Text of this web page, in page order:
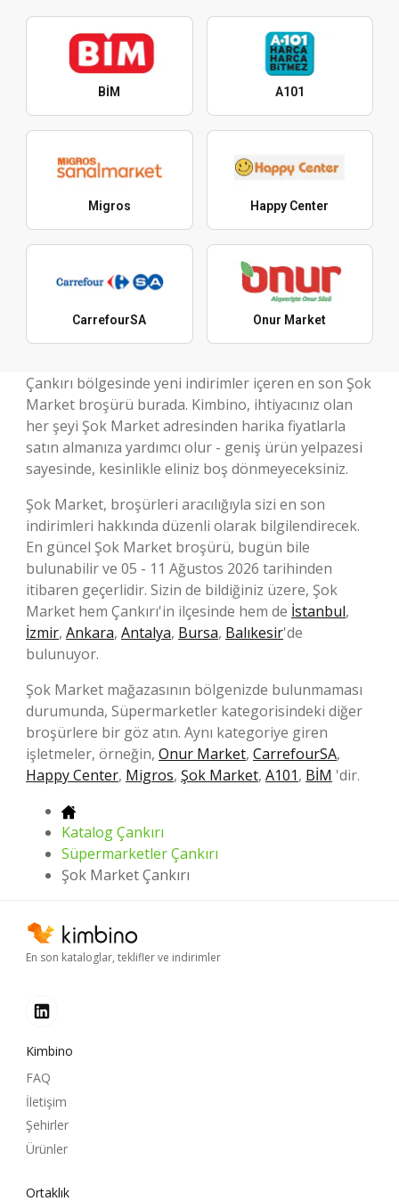
BİM A101
Migros Happy Center
CarrefourSA Onur Market
Çankırı bölgesinde yeni indirimler içeren en son Şok
Market broşürü burada. Kimbino, ihtiyacınız olan
her şeyi Şok Market adresinden harika fiyatlarla
satın almanıza yardımcı olur - geniş ürün yelpazesi
sayesinde, kesinlikle eliniz boş dönmeyeceksiniz.
Şok Market, broşürleri aracılığıyla sizi en son
indirimleri hakkında düzenli olarak bilgilendirecek.
En güncel Şok Market broşürü, bugün bile
bulunabilir ve 05 - 11 Ağustos 2026 tarihinden
itibaren geçerlidir. Sizin de bildiğiniz üzere, Şok
Market hem Çankırı'in ilçesinde hem de İstanbul,
İzmir, Ankara, Antalya, Bursa, Balıkesir'de
bulunuyor.
Şok Market mağazasının bölgenizde bulunmaması
durumunda, Süpermarketler kategorisindeki diğer
broşürlere bir göz atın. Aynı kategoriye giren
işletmeler, örneğin, Onur Market, CarrefourSA,
Happy Center, Migros, Şok Market, A101, BİM 'dir.
Katalog Çankırı
Süpermarketler Çankırı
Şok Market Çankırı
En son kataloglar, teklifler ve indirimler
Kimbino
FAQ
İletişim
Şehirler
Ürünler
Ortaklık